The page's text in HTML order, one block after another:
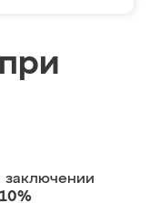
заключении